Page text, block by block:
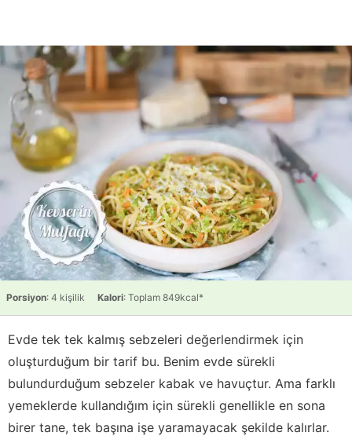
Porsiyon: 4 kişilik Kalori: Toplam 849kcal*
Evde tek tek kalmış sebzeleri değerlendirmek için
oluşturduğum bir tarif bu. Benim evde sürekli
bulundurduğum sebzeler kabak ve havuçtur. Ama farklı
yemeklerde kullandığım için sürekli genellikle en sona
birer tane, tek başına işe yaramayacak şekilde kalırlar.